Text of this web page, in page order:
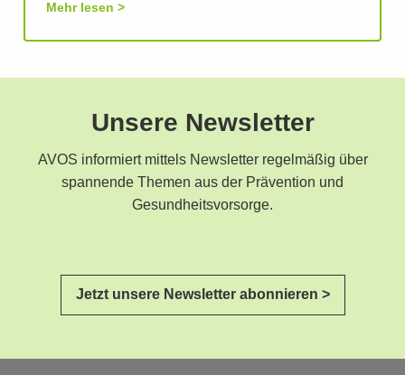
Mehr lesen
Unsere Newsletter
AVOS informiert mittels Newsletter regelmäßig über
spannende Themen aus der Prävention und
Gesundheitsvorsorge.
Jetzt unsere Newsletter abonnieren >